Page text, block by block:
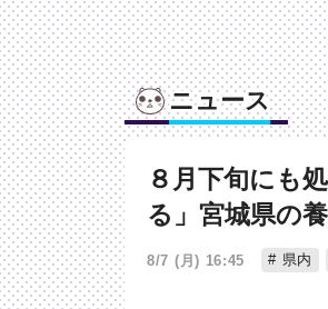
ニュース
８月下旬にも
る」宮城県の
8/7 (月) 16:45 県内